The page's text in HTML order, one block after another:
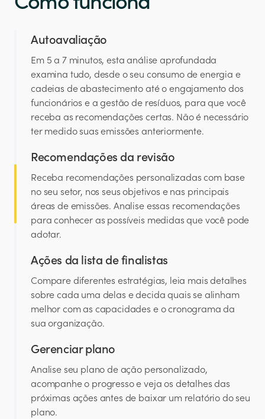
Autoavaliação
Em 5 a 7 minutos, esta análise aprofundada
examina tudo, desde o seu consumo de energia e
cadeias de abastecimento até o engajamento dos
funcionários e a gestão de resíduos, para que você
receba as recomendações certas. Não é necessário
ter medido suas emissões anteriormente.
Recomendações da revisão
Receba recomendações personalizadas com base
no seu setor, nos seus objetivos e nas principais
áreas de emissões. Analise essas recomendações
para conhecer as possíveis medidas que você pode
adotar.
Ações da lista de finalistas
Compare diferentes estratégias, leia mais detalhes
sobre cada uma delas e decida quais se alinham
melhor com as capacidades e o cronograma da
sua organização.
Gerenciar plano
Analise seu plano de ação personalizado,
acompanhe o progresso e veja os detalhes das
próximas ações antes de baixar um relatório do seu
plano.